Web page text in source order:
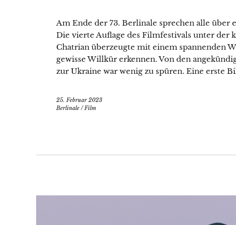
Am Ende der 73. Berlinale sprechen alle über
Die vierte Auflage des Filmfestivals unter der
Chatrian überzeugte mit einem spannenden
gewisse Willkür erkennen. Von den
zur Ukraine war wenig zu spüren. Eine erste
25. Februar 2023
Berlinale /Film